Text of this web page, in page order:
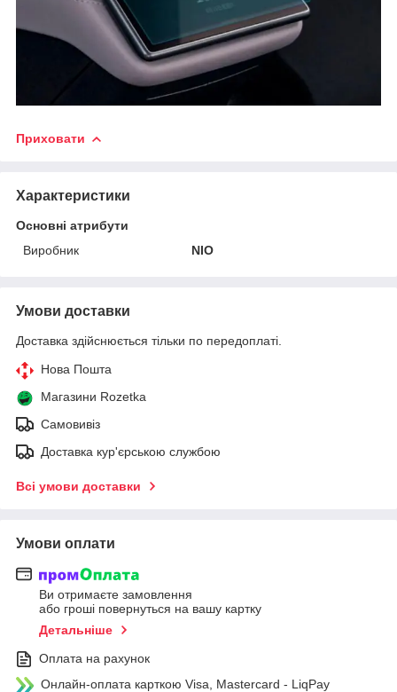
Приховати
Характеристики
Основні атрибути
Виробник
NIO
Умови доставки
Доставка здійснюється тільки по передоплаті.
Нова Пошта
Магазини Rozetka
Самовивіз
Доставка кур'єрською службою
Всі умови доставки
Умови оплати
Ви отримаєте замовлення
або гроші повернуться на вашу картку
Детальніше
Оплата на рахунок
Онлайн-оплата карткою Visa, Mastercard - LiqPay